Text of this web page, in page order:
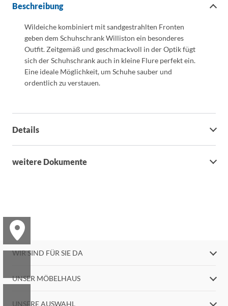
Beschreibung
Wildeiche kombiniert mit sandgestrahlten Fronten
geben dem Schuhschrank Williston ein besonderes
Outfit. Zeitgemäß und geschmackvoll in der Optik fügt
sich der Schuhschrank auch in kleine Flure perfekt ein.
Eine ideale Möglichkeit, um Schuhe sauber und
ordentlich zu verstauen.
Details
weitere Dokumente
WIR SIND FÜR SIE DA
UNSER MÖBELHAUS
UNSERE AUSWAHL